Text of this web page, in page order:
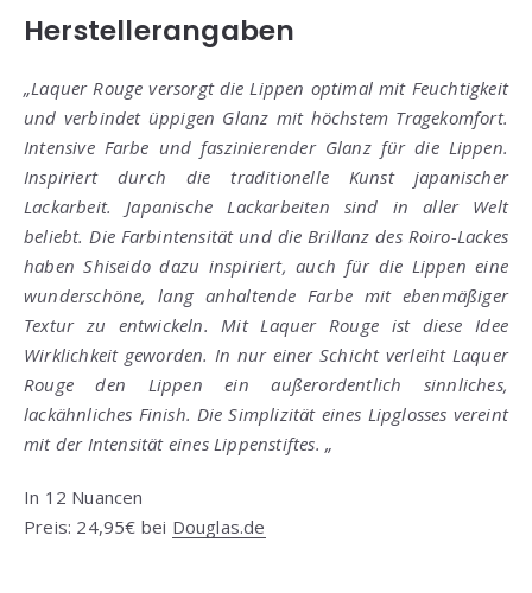
Herstellerangaben
„Laquer Rouge versorgt die Lippen optimal mit Feuchtigkeit
und verbindet üppigen Glanz mit höchstem Tragekomfort.
Intensive Farbe und faszinierender Glanz für die Lippen.
Inspiriert durch die traditionelle Kunst japanischer
Lackarbeit. Japanische Lackarbeiten sind in aller Welt
beliebt. Die Farbintensität und die Brillanz des Roiro-Lackes
haben Shiseido dazu inspiriert, auch für die Lippen eine
wunderschöne, lang anhaltende Farbe mit ebenmäßiger
Textur zu entwickeln. Mit Laquer Rouge ist diese Idee
Wirklichkeit geworden. In nur einer Schicht verleiht Laquer
Rouge den Lippen ein außerordentlich sinnliches,
lackähnliches Finish. Die Simplizität eines Lipglosses vereint
mit der Intensität eines Lippenstiftes. „
In 12 Nuancen
Preis: 24,95€ bei Douglas.de